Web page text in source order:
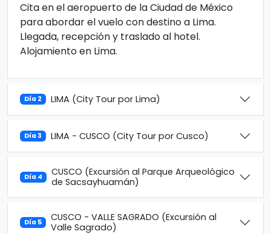
Cita en el aeropuerto de la Ciudad de México
para abordar el vuelo con destino a Lima.
Llegada, recepción y traslado al hotel.
Alojamiento en Lima.
Día 2 LIMA (City Tour por Lima)
Día 3 LIMA - CUSCO (City Tour por Cusco)
Día 4
CUSCO (Excursión al Parque Arqueológico
de Sacsayhuamán)
Día 5
CUSCO - VALLE SAGRADO (Excursión al
Valle Sagrado)